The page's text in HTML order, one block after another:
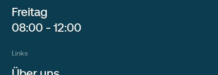
Freitag
08:00 - 12:00
Links